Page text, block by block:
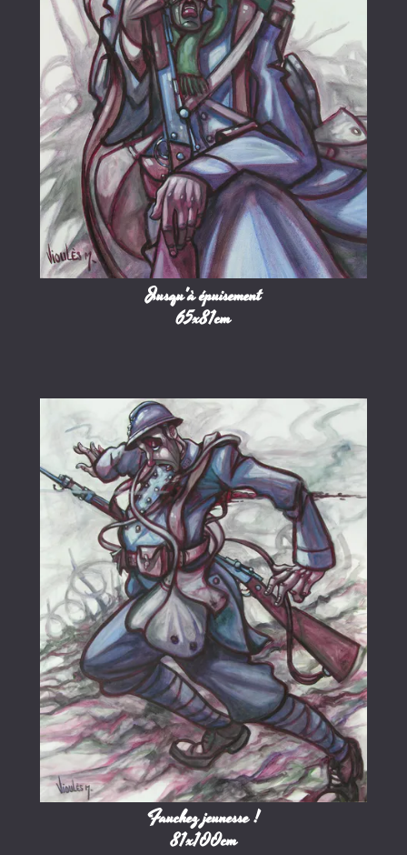
Fauchez jeunesse !
81x100cm
Jusqu'à épuisement
65x81cm